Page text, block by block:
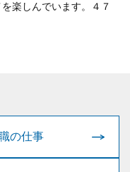
楽しんでいます。４７
の仕事